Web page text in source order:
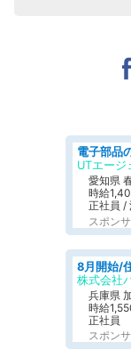
UTエージ
愛知県
時給
正社員 /
スポン
株式会社
兵庫県
時給
正社員
スポン